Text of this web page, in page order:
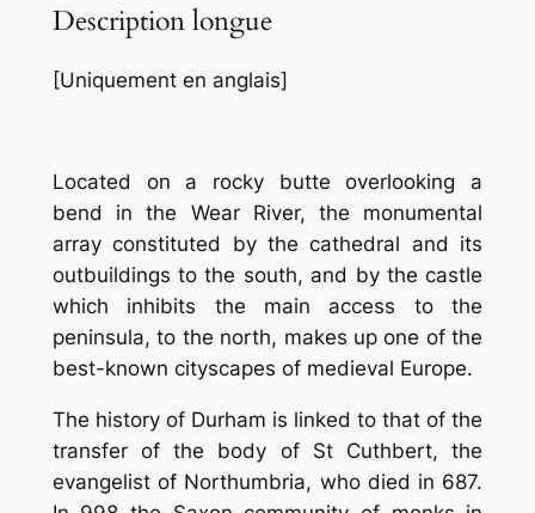
Description longue
[Uniquement en anglais]
Located on a rocky butte overlooking a
bend in the Wear River, the monumental
array constituted by the cathedral and its
outbuildings to the south, and by the castle
which inhibits the main access to the
peninsula, to the north, makes up one of the
best-known cityscapes of medieval Europe.
The history of Durham is linked to that of the
transfer of the body of St Cuthbert, the
evangelist of Northumbria, who died in 687.